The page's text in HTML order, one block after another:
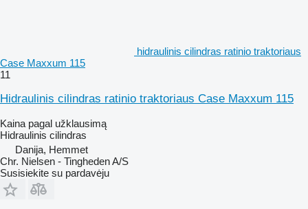
hidraulinis cilindras ratinio traktoriaus
Case Maxxum 115
11
Hidraulinis cilindras ratinio traktoriaus Case Maxxum 115
Kaina pagal užklausimą
Hidraulinis cilindras
Danija, Hemmet
Chr. Nielsen - Tingheden A/S
Susisiekite su pardavėju